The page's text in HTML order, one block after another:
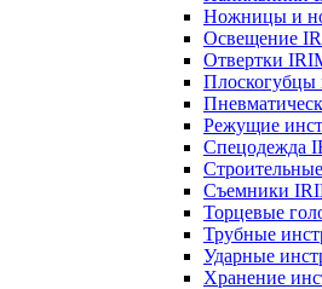
Ножницы и
Освещение
Отвертки
Режущие
Спецодежда
Съемники
Торцевые
Трубные
Ударные
Хранение